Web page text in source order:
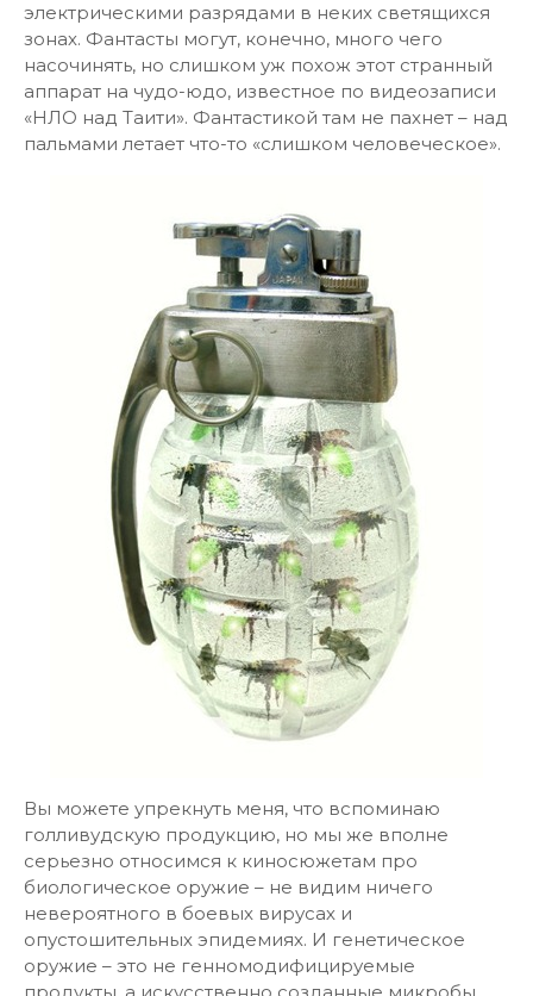
электрическими разрядами в неких светящихся
зонах. Фантасты могут, конечно, много чего
насочинять, но слишком уж похож этот странный
аппарат на чудо-юдо, известное по видеозаписи
«НЛО над Таити». Фантастикой там не пахнет – над
пальмами летает что-то «слишком человеческое».
Вы можете упрекнуть меня, что вспоминаю
голливудскую продукцию, но мы же вполне
серьезно относимся к киносюжетам про
биологическое оружие – не видим ничего
невероятного в боевых вирусах и
опустошительных эпидемиях. И генетическое
оружие – это не генномодифицируемые